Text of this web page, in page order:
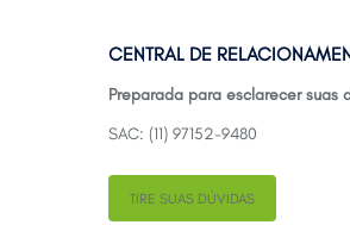
CENTRAL DE
Preparada para esclarecer suas
SAC: (11) 97152-9480
TIRE SUAS DÚVIDAS